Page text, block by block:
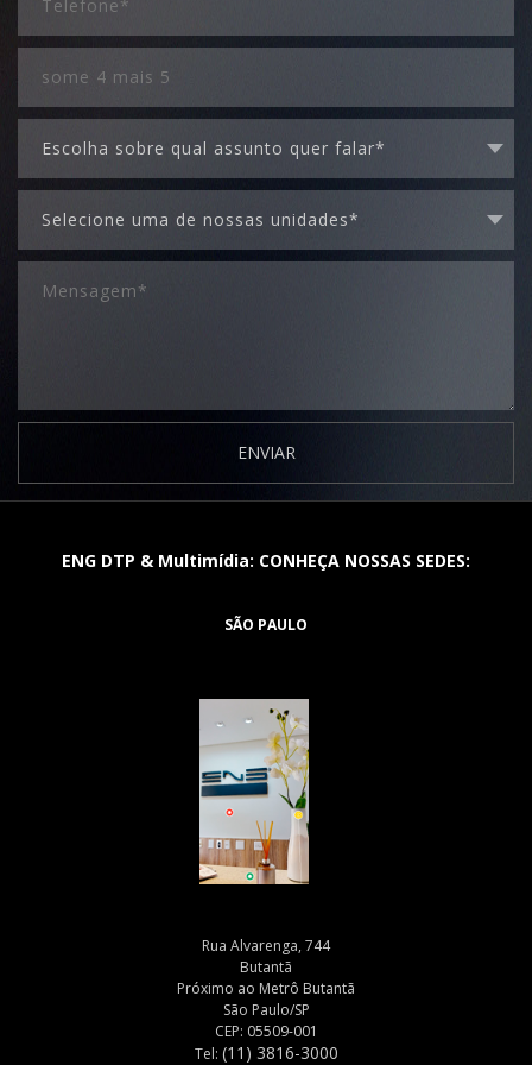
ENVIAR
ENG DTP & Multimídia: CONHEÇA NOSSAS SEDES:
SÃO PAULO
Rua Alvarenga, 744
Butantã
Próximo ao Metrô Butantã
São Paulo/SP
CEP: 05509-001
Tel: (11) 3816-3000